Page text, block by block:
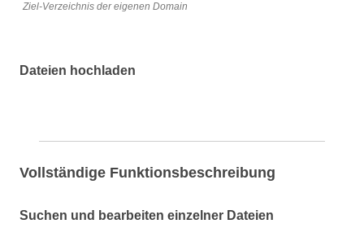
Ziel-Verzeichnis der eigenen Domain
Dateien hochladen
Vollständige Funktionsbeschreibung
Suchen und bearbeiten einzelner Dateien